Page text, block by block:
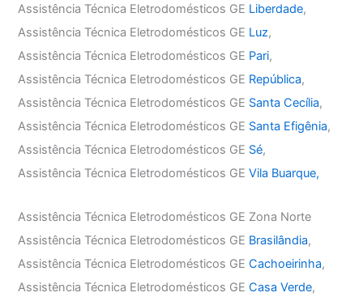
Assistência Técnica Eletrodomésticos GE Liberdade,
Assistência Técnica Eletrodomésticos GE Luz,
Assistência Técnica Eletrodomésticos GE Pari,
Assistência Técnica Eletrodomésticos GE República,
Assistência Técnica Eletrodomésticos GE Santa Cecília,
Assistência Técnica Eletrodomésticos GE Santa Efigênia,
Assistência Técnica Eletrodomésticos GE Sé,
Assistência Técnica Eletrodomésticos GEVila Buarque,
Assistência Técnica Eletrodomésticos GE Zona Norte
Assistência Técnica Eletrodomésticos GE Brasilândia,
Assistência Técnica Eletrodomésticos GECachoeirinha,
Assistência Técnica Eletrodomésticos GECasa Verde,